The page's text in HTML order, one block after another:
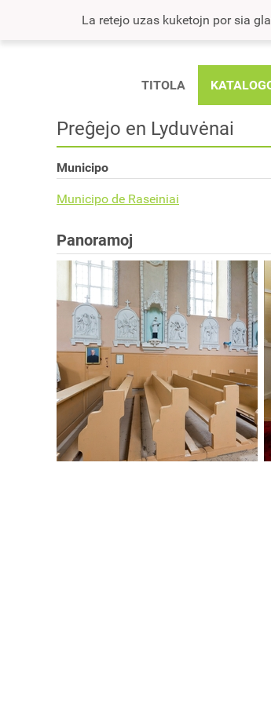
La retejo uzas kuketojn por sia
TITOLA
Preĝejo en Lyduvėnai
Municipo
Municipo de Raseiniai
Panoramoj